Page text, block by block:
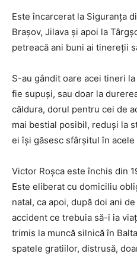
Este încarcerat la Siguranța
Brașov, Jilava și apoi la
petreacă ani buni ai tinereții
S-au gândit oare acei tineri
fie supuși, sau doar la
căldura, dorul pentru cei de
mai bestial posibil, reduși la
ei își găsesc sfârșitul în
Victor Roșca este închis din
Este eliberat cu domiciliu
natal, ca apoi, după doi ani
accident ce trebuia să-i ia
trimis la muncă silnică în
spatele gratiilor, distrusă,